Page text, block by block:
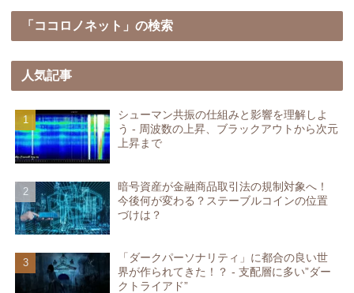
「ココロノネット」の検索
人気記事
シューマン共振の仕組みと影響を理解しよ
う - 周波数の上昇、ブラックアウトから次元
上昇まで
暗号資産が金融商品取引法の規制対象へ！
今後何が変わる？ステーブルコインの位置
づけは？
「ダークパーソナリティ」に都合の良い世
界が作られてきた！？ - 支配層に多い”ダー
クトライアド”